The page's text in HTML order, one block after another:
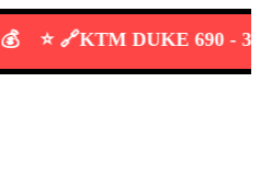
⭐️ 🔗 KTM DUKE 690 -389